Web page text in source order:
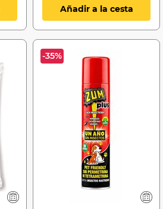
Añadir a la cesta
-35%